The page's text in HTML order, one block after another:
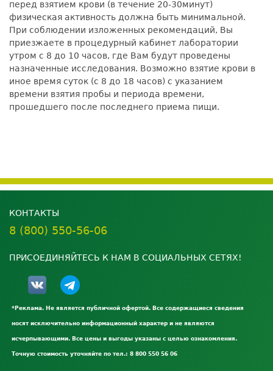
перед взятием крови (в течение 20-30минут)
физическая активность должна быть минимальной.
При соблюдении изложенных рекомендаций, Вы
приезжаете в процедурный кабинет лаборатории
утром с 8 до 10 часов, где Вам будут проведены
назначенные исследования. Возможно взятие крови в
иное время суток (с 8 до 18 часов) с указанием
времени взятия пробы и периода времени,
прошедшего после последнего приема пищи.
КОНТАКТЫ
8 (800) 550-56-06
ПРИСОЕДИНЯЙТЕСЬ К НАМ В СОЦИАЛЬНЫХ СЕТЯХ!
*Реклама. Не является публичной офертой. Все содержащиеся сведения
носят исключительно информационный характер и не являются
исчерпывающими. Все цены и выгоды указаны с целью ознакомления.
Точную стоимость уточняйте по тел.: 8 800 550 56 06